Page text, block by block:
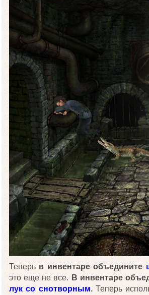
Теперь в инвентаре объедините
это еще не все. В инвентаре
лук со снотворным.Теперь